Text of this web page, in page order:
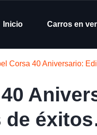
Inicio Carros en
Corsa 40 Aniversario:
de